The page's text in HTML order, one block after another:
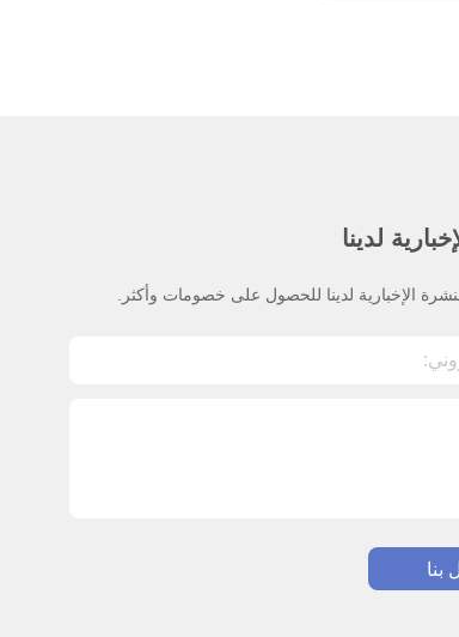
لدينا
الإخبارية لدينا للحصول على خصومات وأكثر.
بنا